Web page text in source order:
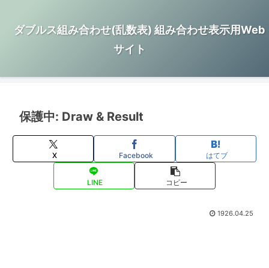
ダブルス組み合わせ(乱数表) 組み合わせ表示用Web
サイト
保護中: Draw & Result
X Facebook はてブ
LINE コピー
1926.04.25